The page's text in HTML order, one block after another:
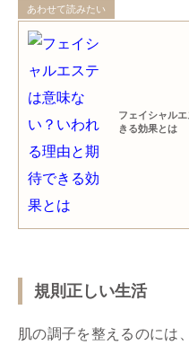
あわせて読みたい
フェイシャル
きる効果とは
規則正しい生活
肌の調子を整えるのには